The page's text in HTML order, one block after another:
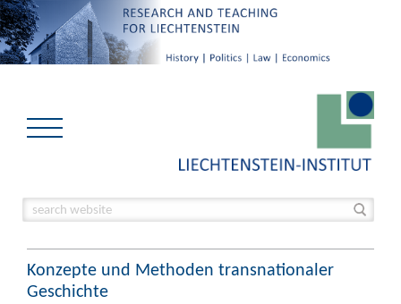
Konzepte und Methoden transnationaler
Geschichte